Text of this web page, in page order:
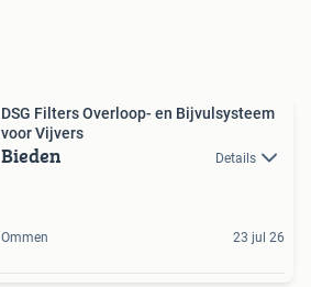
DSG Filters Overloop- en Bijvulsysteem
voor Vijvers
Bieden Details
Ommen 23 jul 26